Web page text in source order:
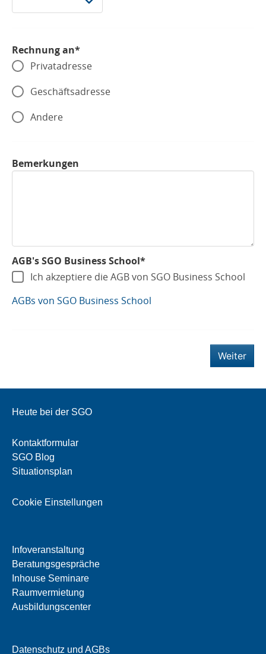
Rechnung an*
Privatadresse
Geschäftsadresse
Andere
Bemerkungen
AGB's SGO Business School*
Ich akzeptiere die AGB von SGO Business School
AGBs von SGO Business School
Weiter
Heute bei der SGO
Kontaktformular
SGO Blog
Situationsplan
Cookie Einstellungen
Infoveranstaltung
Beratungsgespräche
Inhouse Seminare
Raumvermietung
Ausbildungscenter
Datenschutz und AGBs